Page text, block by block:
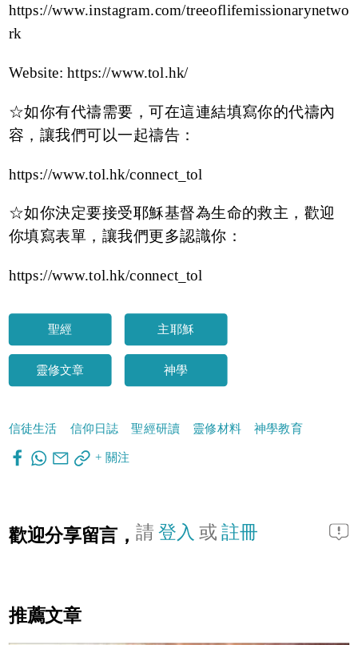
https://www.instagram.com/treeoflifemissionarynetwo
rk
Website:https://www.tol.hk/
☆如你有代禱需要，可在這連結填寫你的代禱內
容，讓我們可以一起禱告：
https://www.tol.hk/connect_tol
☆如你決定要接受耶穌基督為生命的救主，歡迎
你填寫表單，讓我們更多認識你：
https://www.tol.hk/connect_tol
聖經 主耶穌
靈修文章 神學
信徒生活 信仰日誌 聖經研讀 靈修材料 神學教育
+ 關注
歡迎分享留言， 請登入 或註冊
推薦文章